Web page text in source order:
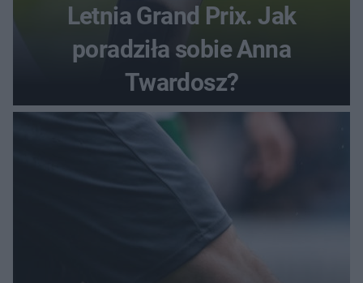
Letnia Grand Prix. Jak
poradziła sobie Anna
Twardosz?